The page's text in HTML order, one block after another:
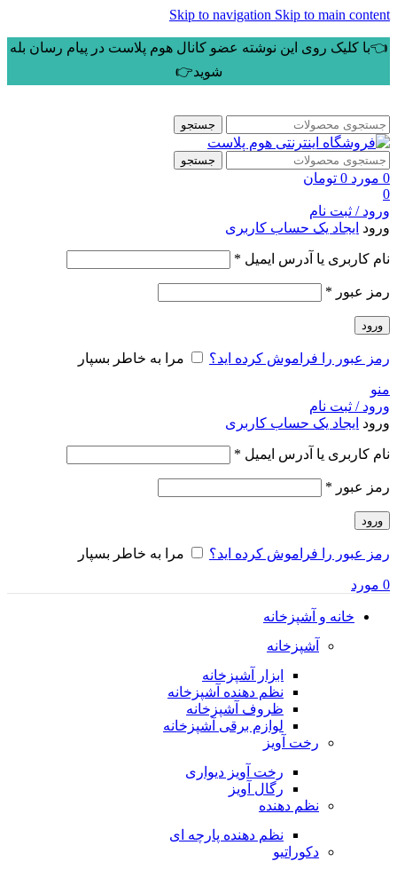
Skip to navigation Skip to main content
👈با کلیک روی این نوشته عضو کانال هوم پلاست در پیام رسان بله
شوید👉
جستجو
جستجو
0 مورد 0 تومان
0
ورود / ثبت نام
ورود ایجاد یک حساب کاربری
نام کاربری یا آدرس ایمیل *
رمز عبور *
ورود
رمز عبور را فراموش کرده اید؟ مرا به خاطر بسپار
منو
ورود / ثبت نام
ورود ایجاد یک حساب کاربری
نام کاربری یا آدرس ایمیل *
رمز عبور *
ورود
رمز عبور را فراموش کرده اید؟ مرا به خاطر بسپار
0 مورد
خانه و آشپزخانه
آشپزخانه
ابزار آشپزخانه
نظم دهنده آشپزخانه
ظروف آشپزخانه
لوازم برقی آشپزخانه
رخت آویز
رخت آویز دیواری
رگال آویز
نظم دهنده
نظم دهنده پارچه ای
دکوراتیو